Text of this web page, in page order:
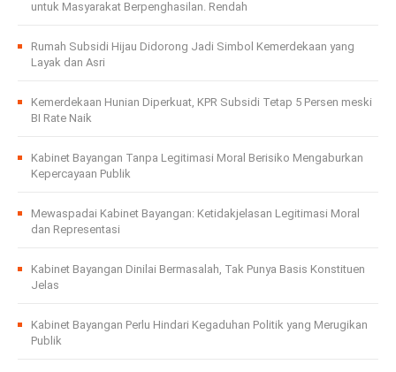
untuk Masyarakat Berpenghasilan. Rendah
Rumah Subsidi Hijau Didorong Jadi Simbol Kemerdekaan yang
Layak dan Asri
Kemerdekaan Hunian Diperkuat, KPR Subsidi Tetap 5 Persen meski
BI Rate Naik
Kabinet Bayangan Tanpa Legitimasi Moral Berisiko Mengaburkan
Kepercayaan Publik
Mewaspadai Kabinet Bayangan: Ketidakjelasan Legitimasi Moral
dan Representasi
Kabinet Bayangan Dinilai Bermasalah, Tak Punya Basis Konstituen
Jelas
Kabinet Bayangan Perlu Hindari Kegaduhan Politik yang Merugikan
Publik